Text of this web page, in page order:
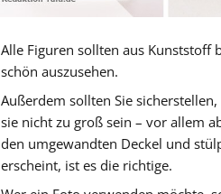
Alle Figuren sollten aus Kunststoff
schön auszusehen.
Außerdem sollten Sie
sie nicht zu groß sein – vor allem
den umgewandten Deckel und
erscheint, ist es die richtige.